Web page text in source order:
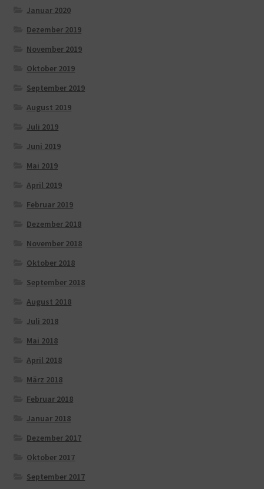
Januar 2020
Dezember 2019
November 2019
Oktober 2019
September 2019
August 2019
Juli 2019
Juni 2019
Mai 2019
April 2019
Februar 2019
Dezember 2018
November 2018
Oktober 2018
September 2018
August 2018
Juli 2018
Mai 2018
April 2018
März 2018
Februar 2018
Januar 2018
Dezember 2017
Oktober 2017
September 2017